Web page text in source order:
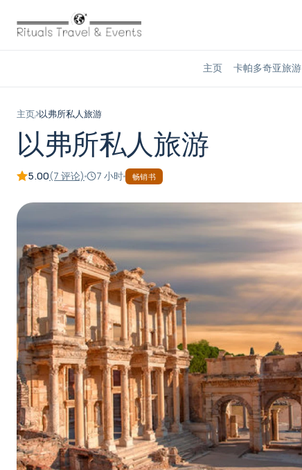
主页 卡帕多奇亚旅游
主页 以弗所私人旅游
以弗所私人旅游
5.00(7 评论) 7 小时 畅销书